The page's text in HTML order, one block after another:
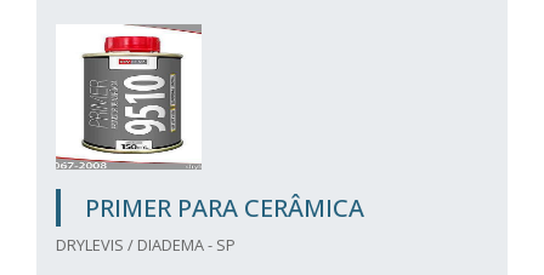
PRIMER PARA CERÂMICA
DRYLEVIS / DIADEMA - SP